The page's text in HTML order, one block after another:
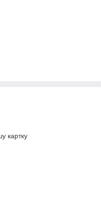
картку